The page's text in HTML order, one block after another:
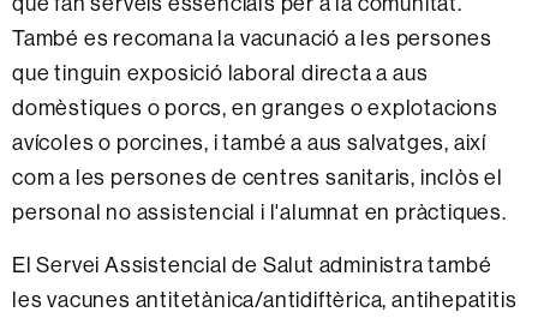
També es recomana la vacunació a les persones
que tinguin exposició laboral directa a aus
domèstiques o porcs, en granges o explotacions
avícoles o porcines, i també a aus salvatges, així
com a les persones de centres sanitaris, inclòs el
personal no assistencial i l'alumnat en pràctiques.
El Servei Assistencial de Salut administra també
les vacunes antitetànica/antidiftèrica, antihepatitis